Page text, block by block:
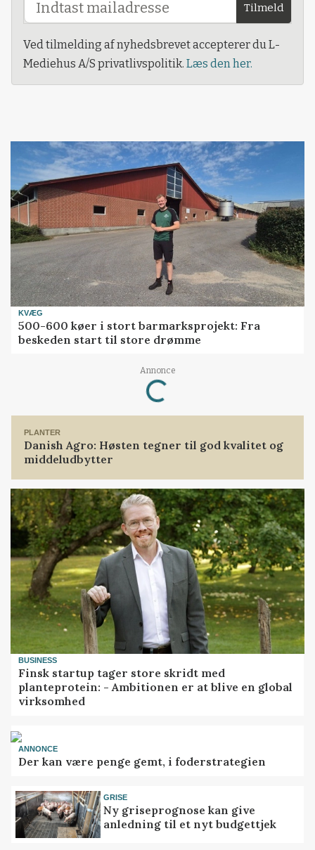
Tilmeld
Ved tilmelding af nyhedsbrevet accepterer du L-
Mediehus A/S privatlivspolitik. Læs den her.
KVÆG
500-600 køer i stort barmarksprojekt: Fra
beskeden start til store drømme
Annonce
Loading...
PLANTER
Danish Agro: Høsten tegner til god kvalitet og
middeludbytter
BUSINESS
Finsk startup tager store skridt med
planteprotein: - Ambitionen er at blive en global
virksomhed
ANNONCE
Der kan være penge gemt, i foderstrategien
GRISE
Ny griseprognose kan give
anledning til et nyt budgettjek